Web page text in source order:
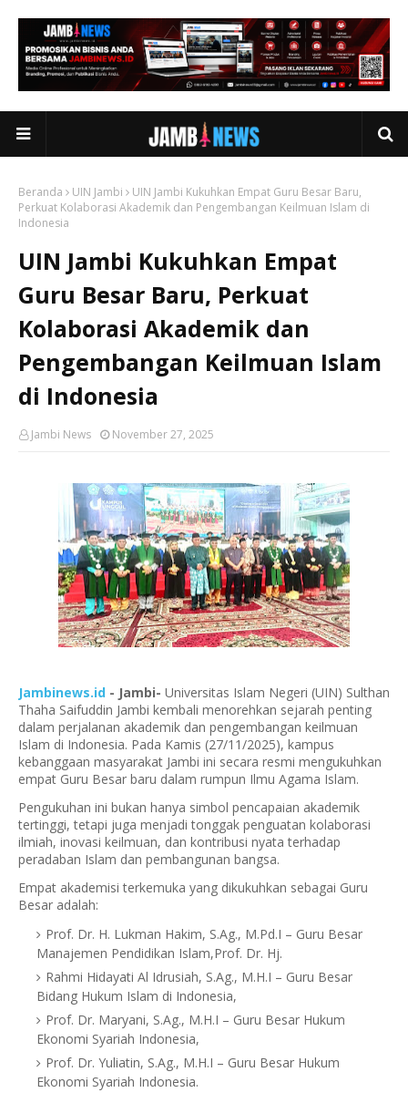
Beranda UIN Jambi
UIN Jambi Kukuhkan Empat Guru Besar Baru,
Perkuat Kolaborasi Akademik dan Pengembangan Keilmuan Islam di
Indonesia
UIN Jambi Kukuhkan Empat
Guru Besar Baru, Perkuat
Kolaborasi Akademik dan
Pengembangan Keilmuan Islam
di Indonesia
Jambi News November 27, 2025
Jambinews.id - Jambi- Universitas Islam Negeri (UIN) Sulthan
Thaha Saifuddin Jambi kembali menorehkan sejarah penting
dalam perjalanan akademik dan pengembangan keilmuan
Islam di Indonesia. Pada Kamis (27/11/2025), kampus
kebanggaan masyarakat Jambi ini secara resmi mengukuhkan
empat Guru Besar baru dalam rumpun Ilmu Agama Islam.
Pengukuhan ini bukan hanya simbol pencapaian akademik
tertinggi, tetapi juga menjadi tonggak penguatan kolaborasi
ilmiah, inovasi keilmuan, dan kontribusi nyata terhadap
peradaban Islam dan pembangunan bangsa.
Empat akademisi terkemuka yang dikukuhkan sebagai Guru
Besar adalah:
Prof. Dr. H. Lukman Hakim, S.Ag., M.Pd.I – Guru Besar
Manajemen Pendidikan Islam,Prof. Dr. Hj.
Rahmi Hidayati Al Idrusiah, S.Ag., M.H.I – Guru Besar
Bidang Hukum Islam di Indonesia,
Prof. Dr. Maryani, S.Ag., M.H.I – Guru Besar Hukum
Ekonomi Syariah Indonesia,
Prof. Dr. Yuliatin, S.Ag., M.H.I – Guru Besar Hukum
Ekonomi Syariah Indonesia.